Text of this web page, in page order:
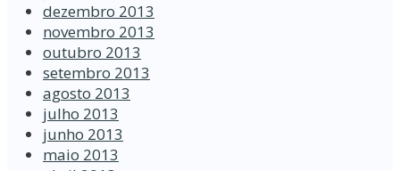
dezembro 2013
novembro 2013
outubro 2013
setembro 2013
agosto 2013
julho 2013
junho 2013
maio 2013